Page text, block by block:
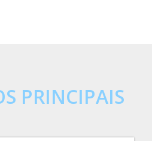
PRINCIPAIS